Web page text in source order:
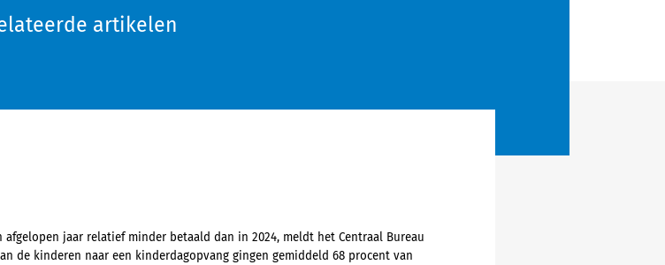
artikelen
jaar relatief minder betaald dan in 2024, meldt het Centraal Bureau
de kinderen naar een kinderdagopvang gingen gemiddeld 68 procent van